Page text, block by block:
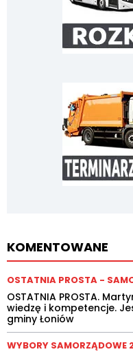
KOMENTOWANE
OSTATNIA PROSTA -
OSTATNIA PROSTA.
wiedzę i kompetencje.
gminy Łoniów
WYBORY SAMORZĄDOWE